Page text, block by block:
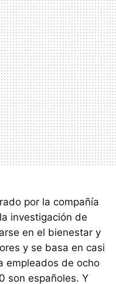
por la compañía
investigación de
en el bienestar y
y se basa en casi
empleados de ocho
son españoles. Y